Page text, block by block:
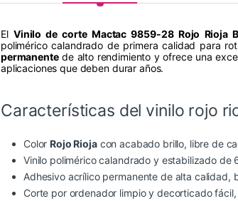
ElVinilo de corte Mactac 9859-28 Rojo Rioja
polimérico calandrado de primera calidad para
permanentede alto rendimiento y ofrece una
aplicaciones que deben durar años.
Características del vinilo rojo
Color Rojo Riojacon acabado brillo, libre de
Vinilo polimérico calandrado y estabilizado de
Adhesivo acrílico permanente de alta calidad,
Corte por ordenador limpio y decorticado